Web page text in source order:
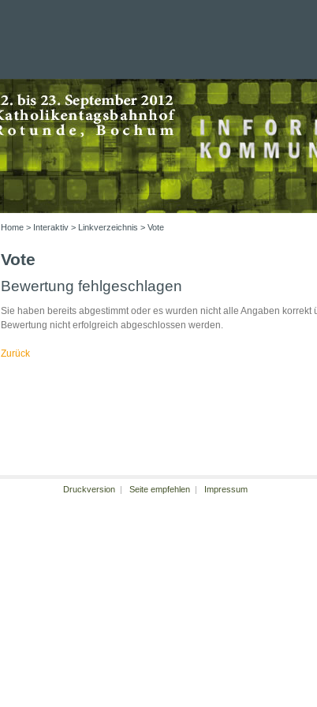
Home > Interaktiv > Linkverzeichnis > Vote
Vote
Bewertung fehlgeschlagen
Sie haben bereits abgestimmt oder es wurden nicht alle Angaben korrekt
Bewertung nicht erfolgreich abgeschlossen werden.
Zurück
Druckversion | Seite empfehlen | Impressum